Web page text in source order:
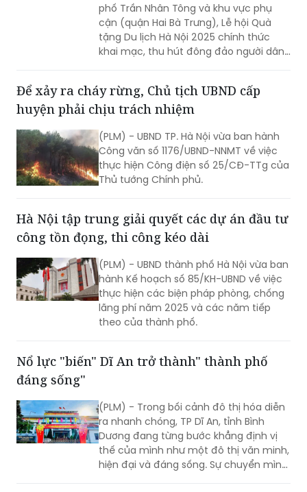
phố Trần Nhân Tông và khu vực phụ
cận (quận Hai Bà Trưng), Lễ hội Quà
tặng Du lịch Hà Nội 2025 chính thức
khai mạc, thu hút đông đảo người dân
Để xảy ra cháy rừng, Chủ tịch UBND cấp
huyện phải chịu trách nhiệm
(PLM) - UBND TP. Hà Nội vừa ban hành
Công văn số 1176/UBND-NNMT về việc
thực hiện Công điện số 25/CĐ-TTg của
Thủ tướng Chính phủ.
Hà Nội tập trung giải quyết các dự án đầu tư
công tồn đọng, thi công kéo dài
(PLM) - UBND thành phố Hà Nội vừa ban
hành Kế hoạch số 85/KH-UBND về việc
thực hiện các biện pháp phòng, chống
lãng phí năm 2025 và các năm tiếp
theo của thành phố.
Nổ lực "biến" Dĩ An trở thành" thành phố
đáng sống"
(PLM) - Trong bối cảnh đô thị hóa diễn
ra nhanh chóng, TP Dĩ An, tỉnh Bình
Dương đang từng bước khẳng định vị
thế của mình như một đô thị văn minh,
hiện đại và đáng sống. Sự chuyển mình